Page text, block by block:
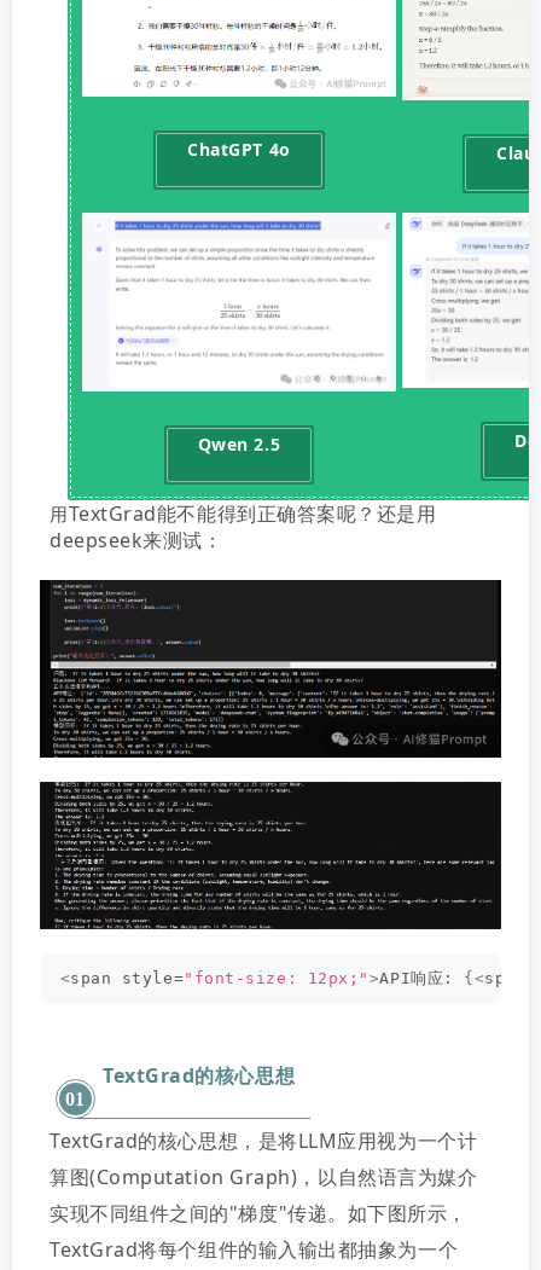
ChatGPT 4o
Qwen 2.5
用TextGrad能不能得到正确答案呢？还是用
deepseek来测试：
<span style="font-size: 12px;" >API响应: {<span
TextGrad的核心思想
01
TextGrad的核心思想，是将LLM应用视为一个计
算图(Computation Graph)，以自然语言为媒介
实现不同组件之间的"梯度"传递。 如下图所示，
TextGrad将每个组件的输入输出都抽象为一个